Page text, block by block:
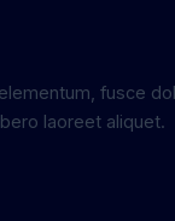
fusce
laoreet aliquet.